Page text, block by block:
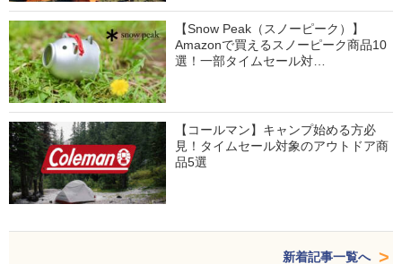
【Snow Peak（スノーピーク）】
Amazonで買えるスノーピーク商品10
選！一部タイムセール対…
【コールマン】キャンプ始める方必
見！タイムセール対象のアウトドア商
品5選
新着記事一覧へ